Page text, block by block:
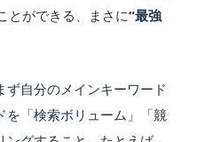
とができる、まさに“最強
ず自分のメインキーワード
を「検索ボリューム」「競